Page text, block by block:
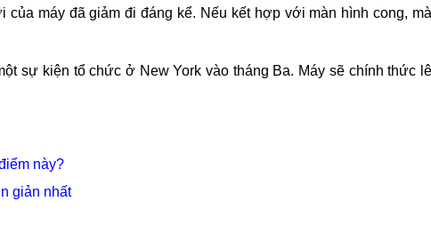
máy đã giảm đi đáng kể. Nếu kết hợp với màn hình cong,
sự kiện tổ chức ở New York vào tháng Ba. Máy sẽ chính thức
này?
giản nhất